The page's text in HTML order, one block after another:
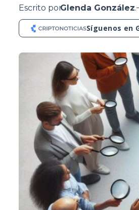
Escrito porGlenda González.
Síguenos en